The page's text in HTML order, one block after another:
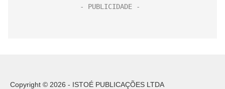
Copyright © 2026 - ISTOÉ PUBLICAÇÕES LTDA